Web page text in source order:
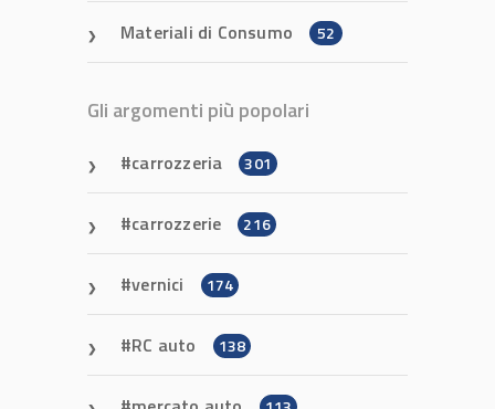
Materiali di Consumo 52
Gli argomenti più popolari
carrozzeria 301
carrozzerie 216
vernici 174
RC auto 138